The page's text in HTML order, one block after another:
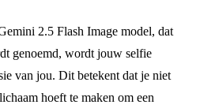
2.5 Flash Image model, dat
genoemd, wordt jouw selfie
van jou. Dit betekent dat je niet
hoeft te maken om een